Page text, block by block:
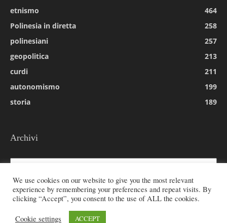
etnismo
464
Polinesia in diretta
258
polinesiani
257
geopolitica
213
curdi
211
autonomismo
199
storia
189
Archivi
Archivi
© 2026 All rights reserved - Etnie -
We use cookies on our website to give you the most relevant
experience by remembering your preferences and repeat visits. By
clicking “Accept”, you consent to the use of ALL the cookies.
Cookie settings ACCEPT